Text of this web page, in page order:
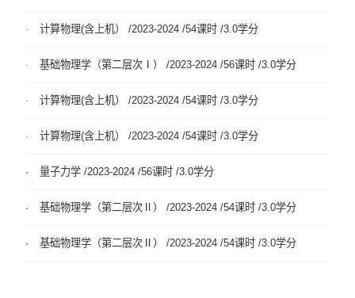
计算物理(含上机） /2023-2024 /54课时 /3.0学分
基础物理学（第二层次Ⅰ） /2023-2024 /56课时 /3.0学分
计算物理(含上机） /2023-2024 /54课时 /3.0学分
计算物理(含上机） /2023-2024 /54课时 /3.0学分
量子力学 /2023-2024 /56课时 /3.0学分
基础物理学（第二层次Ⅱ） /2023-2024 /54课时 /3.0学分
基础物理学（第二层次Ⅱ） /2023-2024 /54课时 /3.0学分